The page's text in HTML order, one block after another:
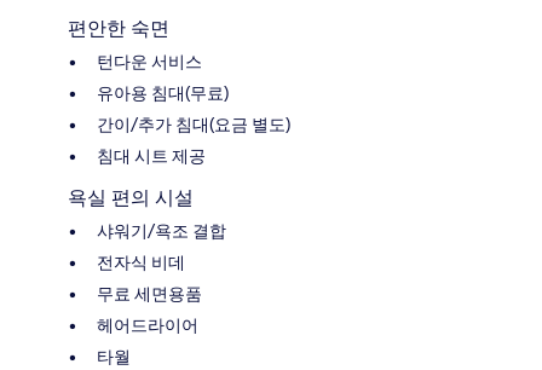
편안한 숙면
턴다운 서비스
유아용 침대(무료)
간이/추가 침대(요금 별도)
침대 시트 제공
욕실 편의 시설
샤워기/욕조 결합
전자식 비데
무료 세면용품
헤어드라이어
타월